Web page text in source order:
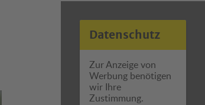
Datenschutz
Zur Anzeige von
Werbung benötigen
wir Ihre
Zustimmung.